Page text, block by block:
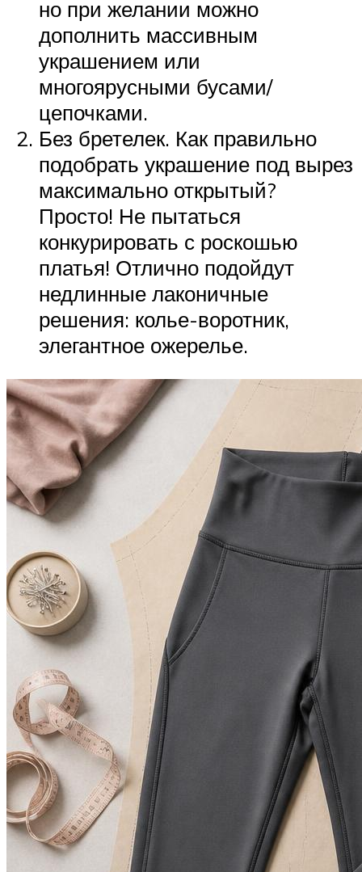
но при желании можно
дополнить массивным
украшением или
многоярусными бусами/
цепочками.
Без бретелек. Как правильно
подобрать украшение под вырез
максимально открытый?
Просто! Не пытаться
конкурировать с роскошью
платья! Отлично подойдут
недлинные лаконичные
решения: колье-воротник,
элегантное ожерелье.